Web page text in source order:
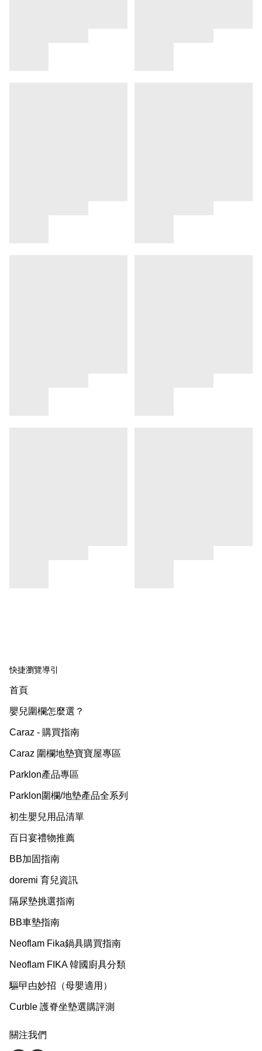
快捷瀏覽導引
首頁
嬰兒圍欄怎麼選？
Caraz - 購買指南
Caraz 圍欄地墊寶寶屋專區
Parklon產品專區
Parklon圍欄/地墊產品全系列
初生嬰兒用品清單
百日宴禮物推薦
BB加固指南
doremi 育兒資訊
隔尿墊挑選指南
BB車墊指南
Neoflam Fika鍋具購買指南
Neoflam FIKA 韓國廚具分類
驅曱甴妙招（母嬰適用）
Curble 護脊坐墊選購評測
關注我們